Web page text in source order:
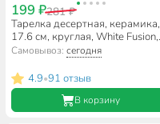
199 ₽281 ₽
Тарелка десертная, керамика,
17.6 см, круглая, White Fusion,
Daniks, белая
Самовывоз:сегодня
4.9•91 отзыв
В корзину